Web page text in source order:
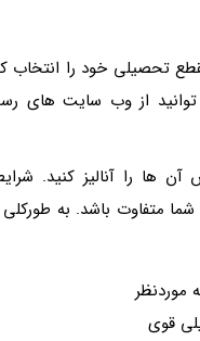
تحصیلی خود را
از وب سایت های
آن ها را آنالیز
متفاوت باشد. به
موردنظر
قوی